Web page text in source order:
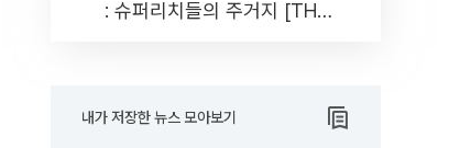
: 슈퍼리치들의 주거지 [THE
내가 저장한 뉴스 모아보기